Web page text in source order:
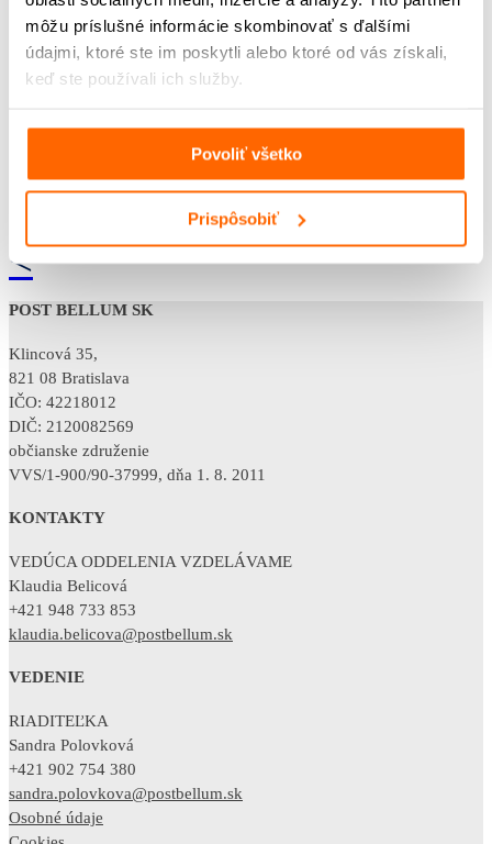
môžu príslušné informácie skombinovať s ďalšími
údajmi, ktoré ste im poskytli alebo ktoré od vás získali,
keď ste používali ich služby.
Povoliť všetko
Prispôsobiť
<
POST BELLUM SK
Klincová 35,
821 08 Bratislava
IČO: 42218012
DIČ: 2120082569
občianske združenie
VVS/1-900/90-37999, dňa 1. 8. 2011
KONTAKTY
VEDÚCA ODDELENIA VZDELÁVAME
Klaudia Belicová
+421 948 733 853
klaudia.belicova@postbellum.sk
VEDENIE
RIADITEĽKA
Sandra Polovková
+421 902 754 380
sandra.polovkova@postbellum.sk
Osobné údaje